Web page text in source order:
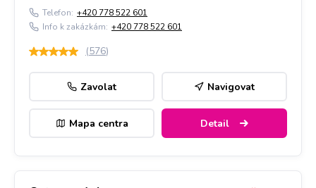
Telefon: +420 778 522 601
Info k zakázkám: +420 778 522 601
(576)
Zavolat Navigovat
Mapa centra Detail